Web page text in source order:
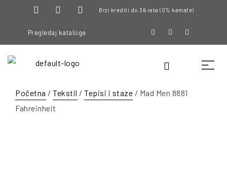
Brzi krediti do 36 rata (0% kamate)
Pregledaj kataloge
Početna / Tekstil / Tepisi i staze / Mad Men 8881
Fahreinheit